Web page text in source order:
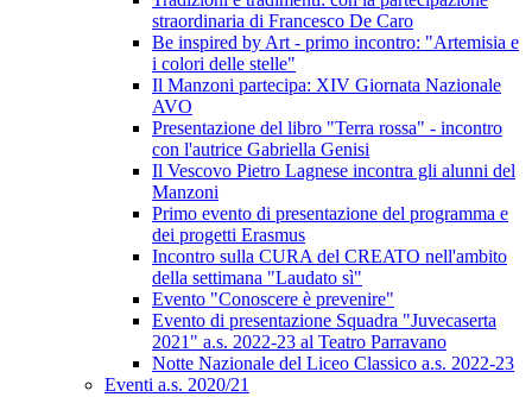
straordinaria di Francesco De Caro
Be inspired by Art - primo incontro: "Artemisia e
i colori delle stelle"
Il Manzoni partecipa: XIV Giornata Nazionale
AVO
Presentazione del libro "Terra rossa" - incontro
con l'autrice Gabriella Genisi
Il Vescovo Pietro Lagnese incontra gli alunni del
Manzoni
Primo evento di presentazione del programma e
dei progetti Erasmus
Incontro sulla CURA del CREATO nell'ambito
della settimana "Laudato sì"
Evento "Conoscere è prevenire"
Evento di presentazione Squadra "Juvecaserta
2021" a.s. 2022-23 al Teatro Parravano
Notte Nazionale del Liceo Classico a.s. 2022-23
Eventi a.s. 2020/21